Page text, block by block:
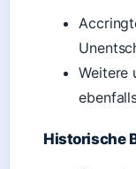
Weitere
Historische